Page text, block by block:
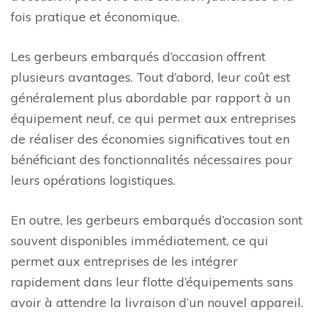
fois pratique et économique.
Les gerbeurs embarqués d’occasion offrent
plusieurs avantages. Tout d’abord, leur coût est
généralement plus abordable par rapport à un
équipement neuf, ce qui permet aux entreprises
de réaliser des économies significatives tout en
bénéficiant des fonctionnalités nécessaires pour
leurs opérations logistiques.
En outre, les gerbeurs embarqués d’occasion sont
souvent disponibles immédiatement, ce qui
permet aux entreprises de les intégrer
rapidement dans leur flotte d’équipements sans
avoir à attendre la livraison d’un nouvel appareil.